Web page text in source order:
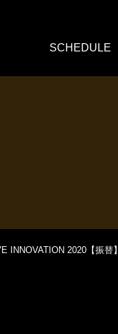
SCHEDULE
INNOVATION 2020【振替】